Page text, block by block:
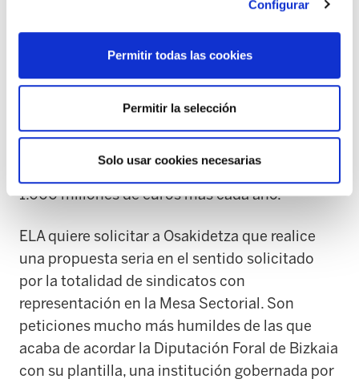
Configurar
Permitir todas las cookies
Permitir la selección
Solo usar cookies necesarias
Nuestra situación relativa respecto al resto del
Estado es mejor, al igual que es mejor que en
Grecia o en el Congo. El Gobierno Vasco no
tiene interés en dar la comparación con los
países que generan la misma riqueza que la
Comunidad Autónoma Vasca, utilizando la
1.000 millones de euros más cada año.
ELA quiere solicitar a Osakidetza que realice
una propuesta seria en el sentido solicitado
por la totalidad de sindicatos con
representación en la Mesa Sectorial. Son
peticiones mucho más humildes de las que
acaba de acordar la Diputación Foral de Bizkaia
con su plantilla, una institución gobernada por